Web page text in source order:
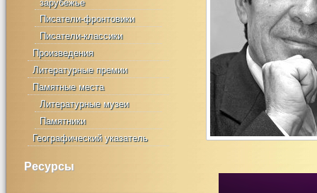
зарубежье
Писатели-фронтовики
Писатели-классики
Произведения
Литературные премии
Памятные места
Литературные музеи
Памятники
Географический указатель
Ресурсы